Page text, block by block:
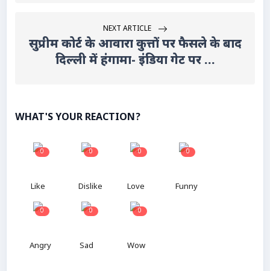
NEXT ARTICLE
सुप्रीम कोर्ट के आवारा कुत्तों पर फैसले के बाद
दिल्ली में हंगामा- इंडिया गेट पर ...
WHAT'S YOUR REACTION?
0
Like
0
Dislike
0
Love
0
Funny
0
Angry
0
Sad
0
Wow